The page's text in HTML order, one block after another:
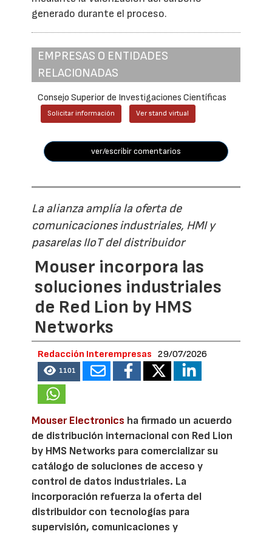
generado durante el proceso.
EMPRESAS O ENTIDADES
RELACIONADAS
Consejo Superior de Investigaciones Científicas
Solicitar información Ver stand virtual
ver/escribir comentarios
La alianza amplía la oferta de
comunicaciones industriales, HMI y
pasarelas IIoT del distribuidor
Mouser incorpora las
soluciones industriales
de Red Lion by HMS
Networks
Redacción Interempresas 29/07/2026
1101
Mouser Electronics ha firmado un acuerdo
de distribución internacional con Red Lion
by HMS Networks para comercializar su
catálogo de soluciones de acceso y
control de datos industriales. La
incorporación refuerza la oferta del
distribuidor con tecnologías para
supervisión, comunicaciones y